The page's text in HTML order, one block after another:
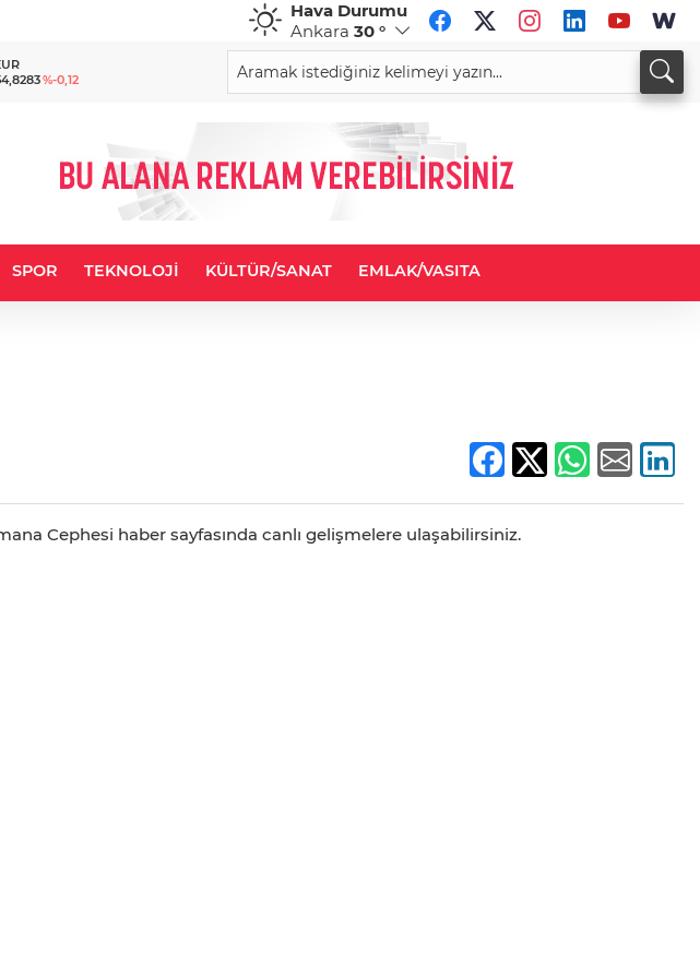
Hava Durumu
Ankara 30 °
%-0,12
GBP
63,9299%-0,11
58,5220
SPOR TEKNOLOJİ KÜLTÜR/SANAT EMLAK/VASITA
Cephesi haber sayfasında canlı gelişmelere ulaşabilirsiniz.